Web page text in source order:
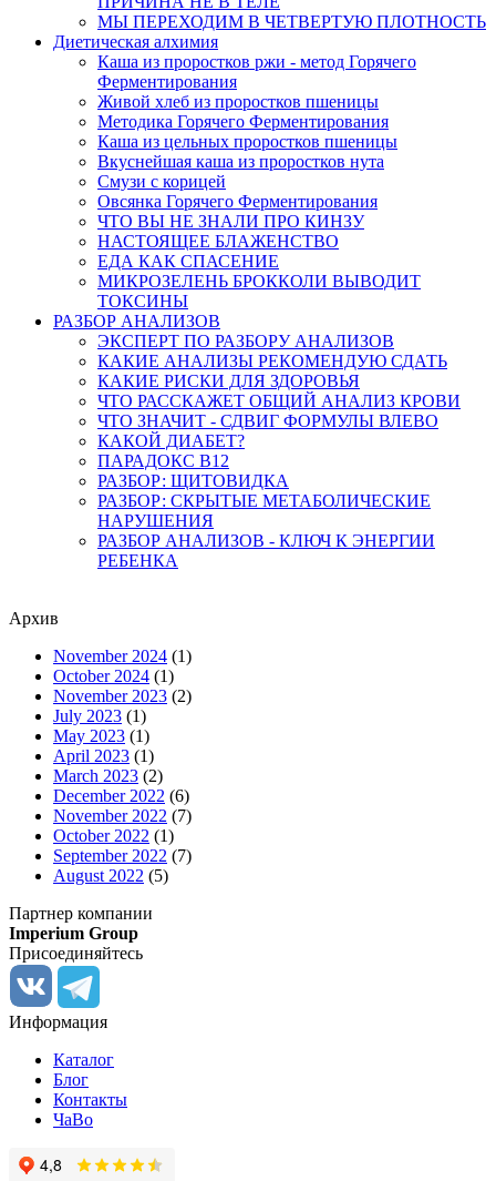
МЫ ПЕРЕХОДИМ В ЧЕТВЕРТУЮ ПЛОТНОСТЬ
Диетическая алхимия
Каша из проростков ржи - метод Горячего
Ферментирования
Живой хлеб из проростков пшеницы
Методика Горячего Ферментирования
Каша из цельных проростков пшеницы
Вкуснейшая каша из проростков нута
Смузи с корицей
Овсянка Горячего Ферментирования
ЧТО ВЫ НЕ ЗНАЛИ ПРО КИНЗУ
НАСТОЯЩЕЕ БЛАЖЕНСТВО
ЕДА КАК СПАСЕНИЕ
МИКРОЗЕЛЕНЬ БРОККОЛИ ВЫВОДИТ
ТОКСИНЫ
РАЗБОР АНАЛИЗОВ
ЭКСПЕРТ ПО РАЗБОРУ АНАЛИЗОВ
КАКИЕ АНАЛИЗЫ РЕКОМЕНДУЮ СДАТЬ
КАКИЕ РИСКИ ДЛЯ ЗДОРОВЬЯ
ЧТО РАССКАЖЕТ ОБЩИЙ АНАЛИЗ КРОВИ
ЧТО ЗНАЧИТ - СДВИГ ФОРМУЛЫ ВЛЕВО
КАКОЙ ДИАБЕТ?
ПАРАДОКС В12
РАЗБОР: ЩИТОВИДКА
РАЗБОР: СКРЫТЫЕ МЕТАБОЛИЧЕСКИЕ
НАРУШЕНИЯ
РАЗБОР АНАЛИЗОВ - КЛЮЧ К ЭНЕРГИИ
РЕБЕНКА
Архив
November 2024 (1)
October 2024 (1)
November 2023 (2)
July 2023 (1)
May 2023 (1)
April 2023 (1)
March 2023 (2)
December 2022 (6)
November 2022 (7)
October 2022 (1)
September 2022 (7)
August 2022 (5)
Партнер компании
Imperium Group
Присоединяйтесь
Информация
Каталог
Блог
Контакты
ЧаВо